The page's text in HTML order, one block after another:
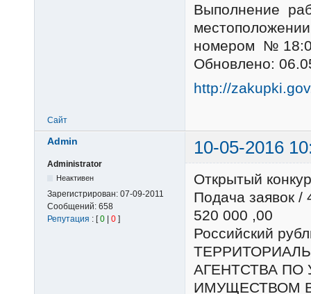
Выполнение
номером №
Обновлено:
http://
Сайт
Admin 10-05-2016
Administrator
Неактивен
Зарегистрирован: 07-09-2011
Сообщений: 658
Репутация : [0 | 0 ]
Открытый
Подача заявок /
520 000 ,00
Российский
АГЕНТСТВА
ИМУЩЕСТВОМ